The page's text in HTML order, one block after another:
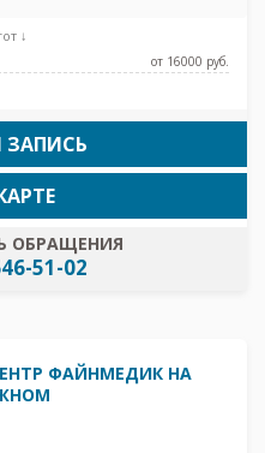
↓
от 16000 pуб.
ОБРАЩЕНИЯ
51-02
ФАЙНМЕДИК НА